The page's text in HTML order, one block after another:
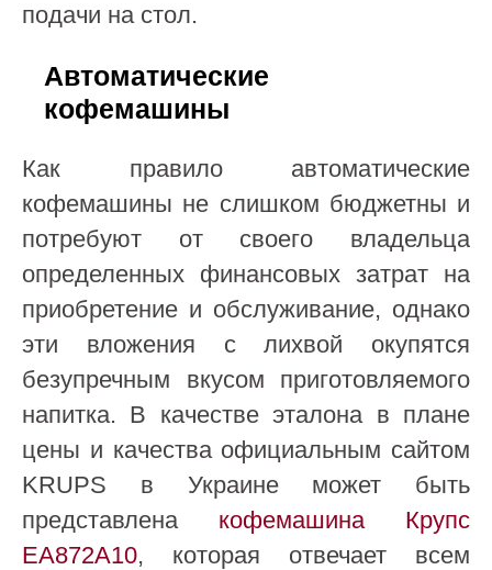
подачи на стол.
Автоматические
кофемашины
Как правило автоматические
кофемашины не слишком бюджетны и
потребуют от своего владельца
определенных финансовых затрат на
приобретение и обслуживание, однако
эти вложения с лихвой окупятся
безупречным вкусом приготовляемого
напитка. В качестве эталона в плане
цены и качества официальным сайтом
KRUPS в Украине может быть
представлена кофемашина Крупс
EA872A10, которая отвечает всем